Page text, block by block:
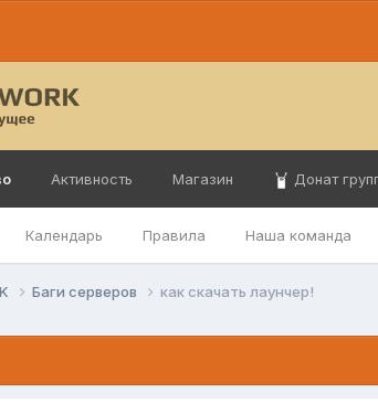
Календарь Правила Наша команда
Активность Магазин Донат
Баги серверов как скачать лаунчер!